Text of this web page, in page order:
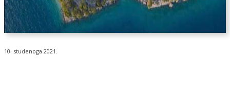
10. studenoga 2021.